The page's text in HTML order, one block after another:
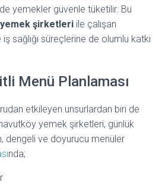
yemekler güvenle tüketilir. Bu
şirketleri ile çalışan
sağlığı süreçlerine de olumlu katkı
Menü Planlaması
etkileyen unsurlardan biri de
yemek şirketleri, günlük
dengeli ve doyurucu menüler
nda;